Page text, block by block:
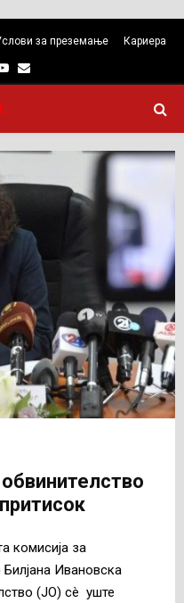
за преземање Кариера
Youtube
Email
комисија за
Ивановска
(ЈО) сè уште